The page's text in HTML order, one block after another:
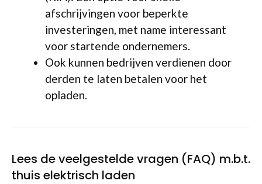
afschrijvingen voor beperkte
investeringen, met name interessant
voor startende ondernemers.
Ook kunnen bedrijven verdienen door
derden te laten betalen voor het
opladen.
Lees de veelgestelde vragen (FAQ) m.b.t.
thuis elektrisch laden